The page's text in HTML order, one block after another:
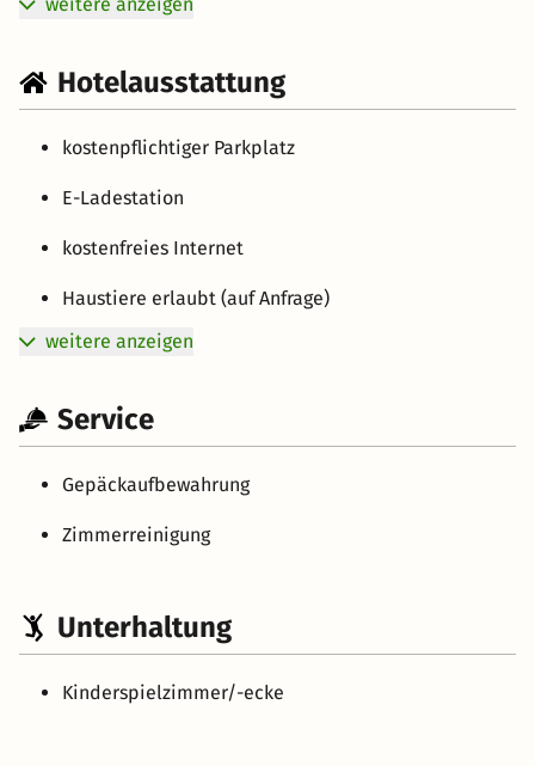
Hotelausstattung
kostenpflichtiger Parkplatz
E-Ladestation
kostenfreies Internet
Haustiere erlaubt (auf Anfrage)
weitere anzeigen
Service
Gepäckaufbewahrung
Zimmerreinigung
Unterhaltung
Kinderspielzimmer/-ecke